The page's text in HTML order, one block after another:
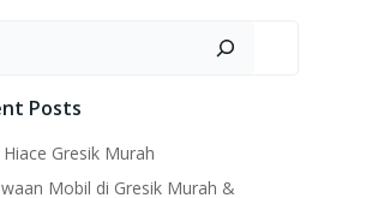
Posts
Hiace Gresik Murah
Mobil di Gresik Murah &